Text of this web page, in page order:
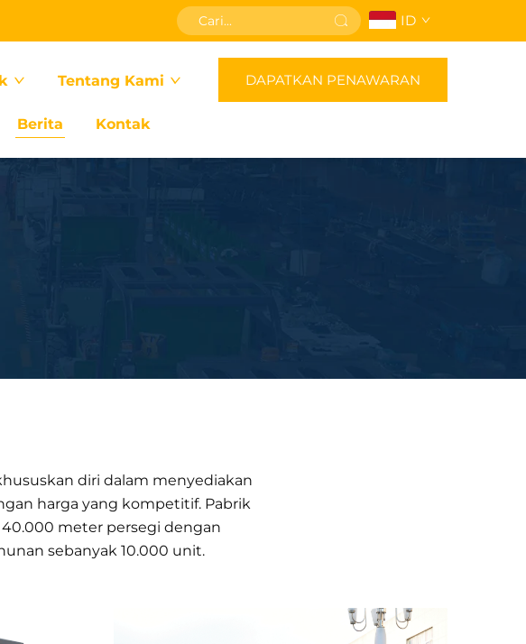
ID
Tentang Kami
Berita Kontak
DAPATKAN PENAWARAN
diri dalam menyediakan
harga yang kompetitif. Pabrik
meter persegi dengan
sebanyak 10.000 unit.